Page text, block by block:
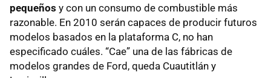
pequeños y con un consumo de combustible más
razonable. En 2010 serán capaces de producir futuros
modelos basados en la plataforma C, no han
especificado cuáles. “Cae” una de las fábricas de
modelos grandes de Ford, queda Cuautitlán y